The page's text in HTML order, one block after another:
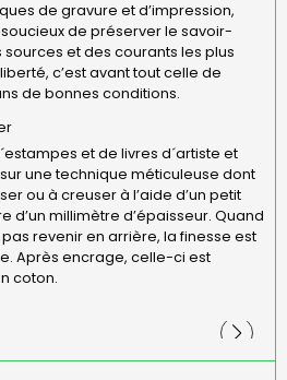
de gravure et d’impression,
soucieux de préserver le savoir-
sources et des courants les plus
c’est avant tout celle de
de bonnes conditions.
et de livres d´artiste et
une technique méticuleuse dont
ou à creuser à l’aide d’un petit
d’un millimètre d’épaisseur. Quand
revenir en arrière, la finesse est
Après encrage, celle-ci est
coton.